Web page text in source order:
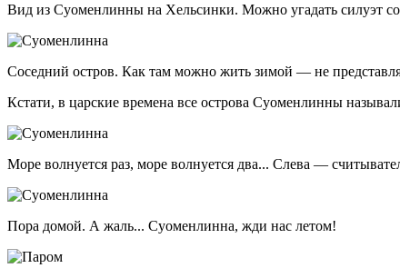
Вид из Суоменлинны на Хельсинки. Можно угадать силуэт
Соседний остров. Как там можно жить зимой — не
Кстати, в царские времена все острова Суоменлинны
Море волнуется раз, море волнуется два... Слева —
Пора домой. А жаль... Суоменлинна, жди нас летом!